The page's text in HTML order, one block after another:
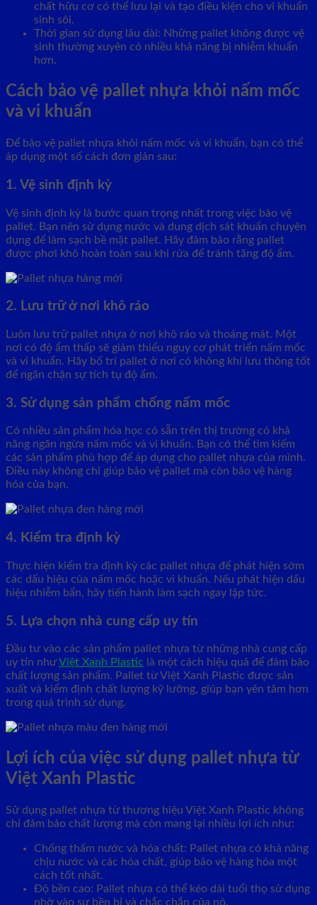
chất hữu cơ có thể lưu lại và tạo điều kiện cho vi khuẩn
sinh sôi.
Thời gian sử dụng lâu dài: Những pallet không được vệ
sinh thường xuyên có nhiều khả năng bị nhiễm khuẩn
hơn.
Cách bảo vệ pallet nhựa khỏi nấm mốc
và vi khuẩn
Để bảo vệ pallet nhựa khỏi nấm mốc và vi khuẩn, bạn có thể
áp dụng một số cách đơn giản sau:
1. Vệ sinh định kỳ
Vệ sinh định kỳ là bước quan trọng nhất trong việc bảo vệ
pallet. Bạn nên sử dụng nước và dung dịch sát khuẩn chuyên
dụng để làm sạch bề mặt pallet. Hãy đảm bảo rằng pallet
được phơi khô hoàn toàn sau khi rửa để tránh tăng độ ẩm.
2. Lưu trữ ở nơi khô ráo
Luôn lưu trữ pallet nhựa ở nơi khô ráo và thoáng mát. Một
nơi có độ ẩm thấp sẽ giảm thiểu nguy cơ phát triển nấm mốc
và vi khuẩn. Hãy bố trí pallet ở nơi có không khí lưu thông tốt
để ngăn chặn sự tích tụ độ ẩm.
3. Sử dụng sản phẩm chống nấm mốc
Có nhiều sản phẩm hóa học có sẵn trên thị trường có khả
năng ngăn ngừa nấm mốc và vi khuẩn. Bạn có thể tìm kiếm
các sản phẩm phù hợp để áp dụng cho pallet nhựa của mình.
Điều này không chỉ giúp bảo vệ pallet mà còn bảo vệ hàng
hóa của bạn.
4. Kiểm tra định kỳ
Thực hiện kiểm tra định kỳ các pallet nhựa để phát hiện sớm
các dấu hiệu của nấm mốc hoặc vi khuẩn. Nếu phát hiện dấu
hiệu nhiễm bẩn, hãy tiến hành làm sạch ngay lập tức.
5. Lựa chọn nhà cung cấp uy tín
Đầu tư vào các sản phẩm pallet nhựa từ những nhà cung cấp
uy tín nhưViệt Xanh Plastic là một cách hiệu quả để đảm bảo
chất lượng sản phẩm. Pallet từ Việt Xanh Plastic được sản
xuất và kiểm định chất lượng kỹ lưỡng, giúp bạn yên tâm hơn
trong quá trình sử dụng.
Lợi ích của việc sử dụng pallet nhựa từ
Việt Xanh Plastic
Sử dụng pallet nhựa từ thương hiệu Việt Xanh Plastic không
chỉ đảm bảo chất lượng mà còn mang lại nhiều lợi ích như:
Chống thấm nước và hóa chất: Pallet nhựa có khả năng
chịu nước và các hóa chất, giúp bảo vệ hàng hóa một
cách tốt nhất.
Độ bền cao: Pallet nhựa có thể kéo dài tuổi thọ sử dụng
nhờ vào sự bền bỉ và chắc chắn của nó.